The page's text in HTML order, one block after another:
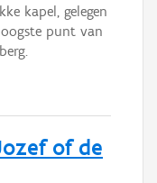
kapel, gelegen
punt van
of de